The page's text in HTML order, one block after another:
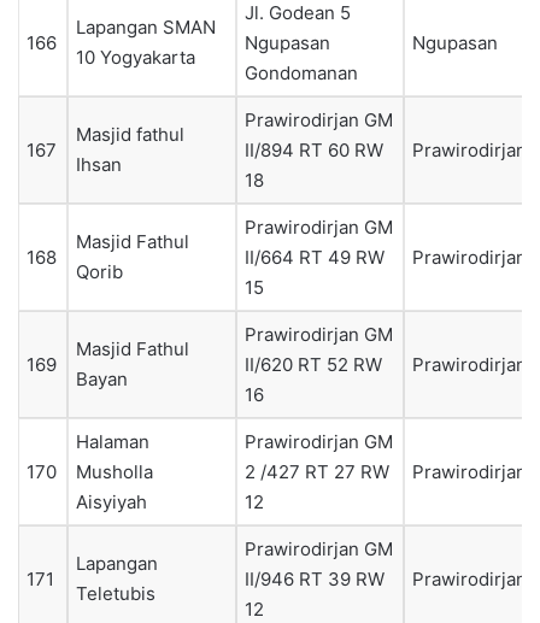
166
Lapangan SMAN
10 Yogyakarta
Jl. Godean 5
Ngupasan
Gondomanan
Ngupasan
167
Masjid fathul
Ihsan
Prawirodirjan GM
II/894 RT 60 RW
18
Prawirodirjan
168
Masjid Fathul
Qorib
Prawirodirjan GM
II/664 RT 49 RW
15
Prawirodirjan
169
Masjid Fathul
Bayan
Prawirodirjan GM
II/620 RT 52 RW
16
Prawirodirjan
170
Halaman
Musholla
Aisyiyah
Prawirodirjan GM
2 /427 RT 27 RW
12
Prawirodirjan
171
Lapangan
Teletubis
Prawirodirjan GM
II/946 RT 39 RW
12
Prawirodirjan